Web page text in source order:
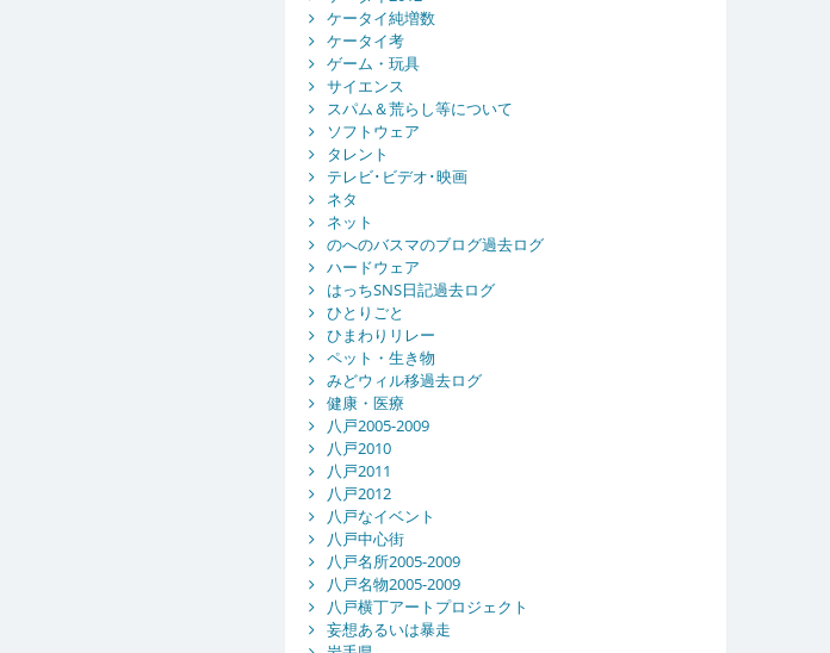
ケータイ純増数
ケータイ考
ゲーム・玩具
サイエンス
スパム＆荒らし等について
ソフトウェア
タレント
テレビ･ビデオ･映画
ネタ
ネット
のへのバスマのブログ過去ログ
ハードウェア
はっちSNS日記過去ログ
ひとりごと
ひまわりリレー
ペット・生き物
みどウィル移過去ログ
健康・医療
八戸2005-2009
八戸2010
八戸2011
八戸2012
八戸なイベント
八戸中心街
八戸名所2005-2009
八戸名物2005-2009
八戸横丁アートプロジェクト
妄想あるいは暴走